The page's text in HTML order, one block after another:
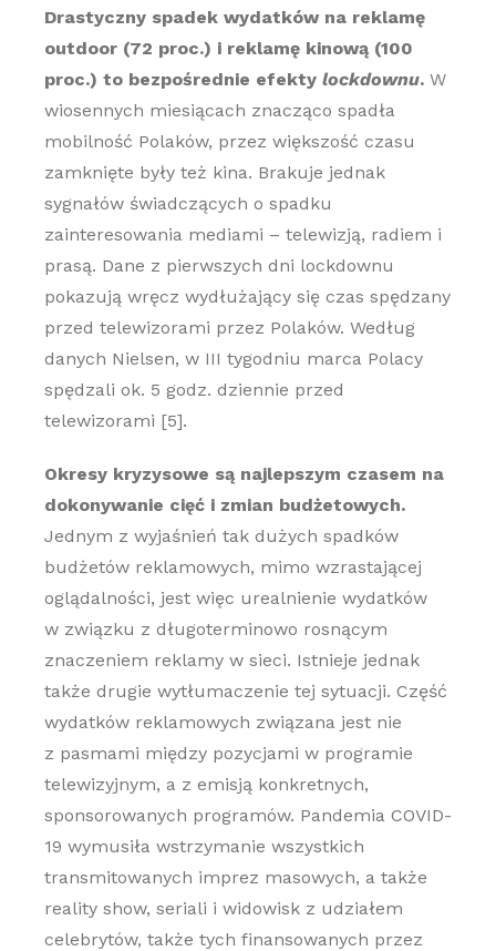
Drastyczny spadek wydatków na reklamę
outdoor (72 proc.) i reklamę kinową (100
proc.) to bezpośrednie efekty lockdownu.W
wiosennych miesiącach znacząco spadła
mobilność Polaków, przez większość czasu
zamknięte były też kina. Brakuje jednak
sygnałów świadczących o spadku
zainteresowania mediami – telewizją, radiem i
prasą. Dane z pierwszych dni lockdownu
pokazują wręcz wydłużający się czas spędzany
przed telewizorami przez Polaków. Według
danych Nielsen, w III tygodniu marca Polacy
spędzali ok. 5 godz. dziennie przed
telewizorami [5].
Okresy kryzysowe są najlepszym czasem na
dokonywanie cięć i zmian budżetowych.
Jednym z wyjaśnień tak dużych spadków
budżetów reklamowych, mimo wzrastającej
oglądalności, jest więc urealnienie wydatków
w związku z długoterminowo rosnącym
znaczeniem reklamy w sieci. Istnieje jednak
także drugie wytłumaczenie tej sytuacji. Część
wydatków reklamowych związana jest nie
z pasmami między pozycjami w programie
telewizyjnym, a z emisją konkretnych,
sponsorowanych programów. Pandemia COVID-
19 wymusiła wstrzymanie wszystkich
transmitowanych imprez masowych, a także
reality show, seriali i widowisk z udziałem
celebrytów, także tych finansowanych przez